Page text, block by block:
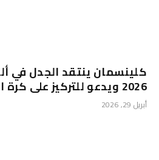
كلينسمان ينتقد الجدل في
2026 ويدعو للتركيز على كرة القدم
أبريل 29, 2026